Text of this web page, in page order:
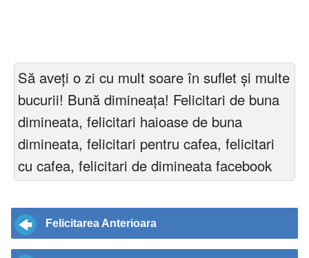
Să aveți o zi cu mult soare în suflet și multe
bucurii! Bună dimineața! Felicitari de buna
dimineata, felicitari haioase de buna
dimineata, felicitari pentru cafea, felicitari
cu cafea, felicitari de dimineata facebook
Felicitarea Anterioara